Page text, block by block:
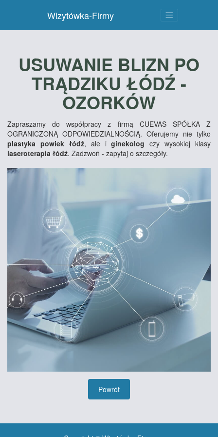
Wizytówka-Firmy
USUWANIE BLIZN PO
TRĄDZIKU ŁÓDŹ -
OZORKÓW
Zapraszamy do współpracy z firmą CUEVAS SPÓŁKA Z
OGRANICZONĄ ODPOWIEDZIALNOŚCIĄ. Oferujemy nie tylko
plastyka powiek łódź, ale iginekolog czy wysokiej klasy
laseroterapia łódź. Zadzwoń - zapytaj o szczegóły.
Powrót